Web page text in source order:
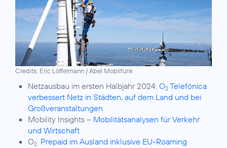
Credits: Eric Löffelmann / Abel Mobilfunk
Netzausbau im ersten Halbjahr 2024: O2 Telefónica
verbessert Netz in Städten, auf dem Land und bei
Großveranstaltungen
Mobility Insights – Mobilitätsanalysen für Verkehr
und Wirtschaft
O2: Prepaid im Ausland inklusive EU-Roaming